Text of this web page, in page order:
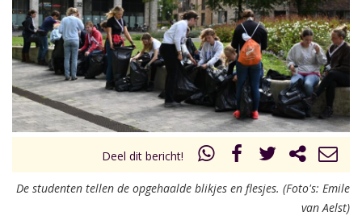
6.00 - 12.00 uur
Vorig uur
uur 1 van 0 Volgend uur
Inklappen
Deel dit bericht!
De studenten tellen de opgehaalde blikjes en flesjes. (Foto's: Emile
van Aelst)